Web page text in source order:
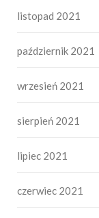
listopad 2021
październik 2021
wrzesień 2021
sierpień 2021
lipiec 2021
czerwiec 2021